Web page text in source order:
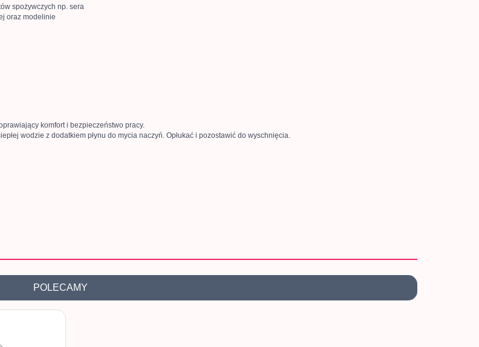
spożywczych np. sera
oraz modelinie
komfort i bezpieczeństwo pracy.
wodzie z dodatkiem płynu do mycia naczyń. Opłukać i pozostawić do wyschnięcia.
POLECAMY